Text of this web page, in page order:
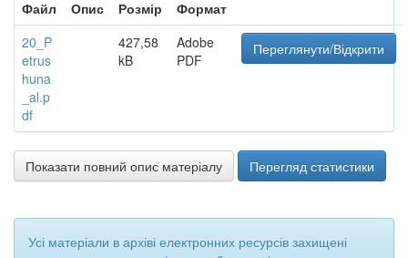
Файл
Опис Розмір
Формат
20_P
etrus
huna
_al.p
df
427,58
kB
Adobe
PDF
Переглянути/Відкрити
Показати повний опис матеріалу Перегляд статистики
Усі матеріали в архіві електронних ресурсів захищені